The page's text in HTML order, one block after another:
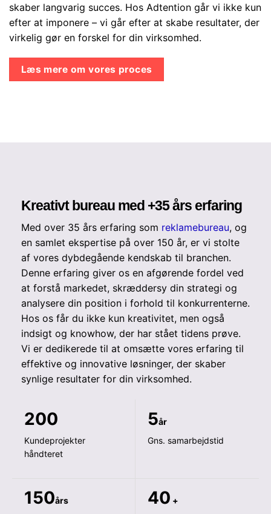
skaber langvarig succes. Hos Adtention går vi ikke kun
efter at imponere – vi går efter at skabe resultater, der
virkelig gør en forskel for din virksomhed.
Læs mere om vores proces
Kreativt bureau med +35 års erfaring
Med over 35 års erfaring som reklamebureau, og
en samlet ekspertise på over 150 år, er vi stolte
af vores dybdegående kendskab til branchen.
Denne erfaring giver os en afgørende fordel ved
at forstå markedet, skræddersy din strategi og
analysere din position i forhold til konkurrenterne.
Hos os får du ikke kun kreativitet, men også
indsigt og knowhow, der har stået tidens prøve.
Vi er dedikerede til at omsætte vores erfaring til
effektive og innovative løsninger, der skaber
synlige resultater for din virksomhed.
200
Kundeprojekter
håndteret
5år
Gns. samarbejdstid
150års
40 +